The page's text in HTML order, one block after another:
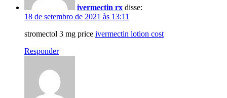
ivermectin rx disse:
18 de setembro de 2021 às 13:11
stromectol 3 mg price ivermectin lotion cost
Responder